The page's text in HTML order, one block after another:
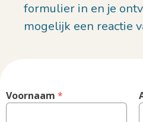
formulier in en je
mogelijk een reactie
Voornaam *